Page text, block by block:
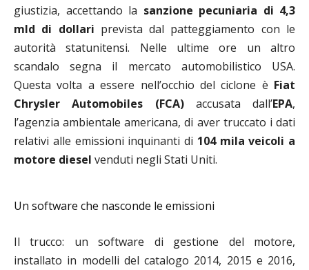
giustizia, accettando la sanzione pecuniaria di 4,3
mld di dollari prevista dal patteggiamento con le
autorità statunitensi. Nelle ultime ore un altro
scandalo segna il mercato automobilistico USA.
Questa volta a essere nell’occhio del ciclone è Fiat
Chrysler Automobiles (FCA)accusata dall’EPA,
l’agenzia ambientale americana, di aver truccato i dati
relativi alle emissioni inquinanti di 104 mila veicoli a
motore diesel venduti negli Stati Uniti.
Un software che nasconde le emissioni
Il trucco: un software di gestione del motore,
installato in modelli del catalogo 2014, 2015 e 2016,